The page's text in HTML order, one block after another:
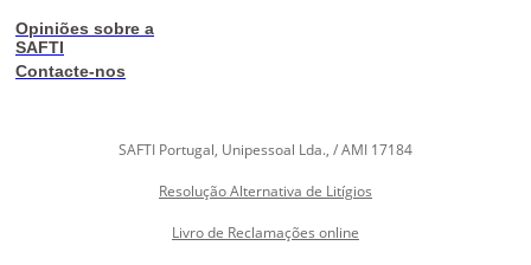
Opiniões sobre a
SAFTI
Contacte-nos
SAFTI Portugal, Unipessoal Lda., / AMI 17184
Resolução Alternativa de Litígios
Livro de Reclamações online